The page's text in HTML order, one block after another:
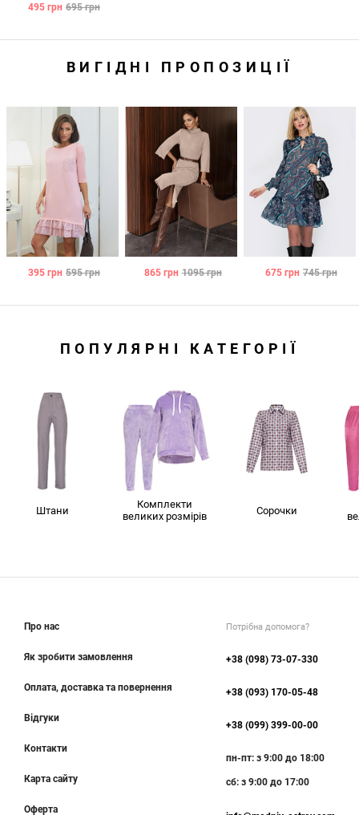
495 грн 695 грн
ВИГІДНІ ПРОПОЗИЦІЇ
395 грн 595 грн 865 грн 1095 грн 675 грн 745 грн
ПОПУЛЯРНІ КАТЕГОРІЇ
Штани
Комплекти
великих розмірів
Сорочки
Про нас
Як зробити замовлення
Оплата, доставка та повернення
Відгуки
Контакти
Карта сайту
Оферта
Потрібна допомога?
+38 (098) 73-07-330
+38 (093) 170-05-48
+38 (099) 399-00-00
пн-пт: з 9:00 до 18:00
сб: з 9:00 до 17:00